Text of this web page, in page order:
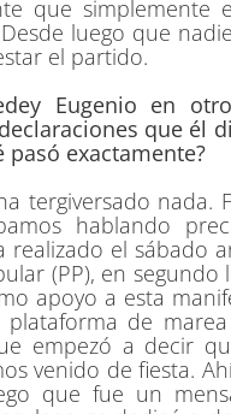
que simplemente
luego que
el partido.
Eugenio en
que él
exactamente?
tergiversado
hablando
realizado el sábado
(PP), en
apoyo a esta
de
empezó a decir
venido de fiesta.
que fue un